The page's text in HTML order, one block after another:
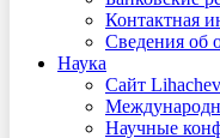
Контактная
Сведения об
Наука
Сайт
Научные